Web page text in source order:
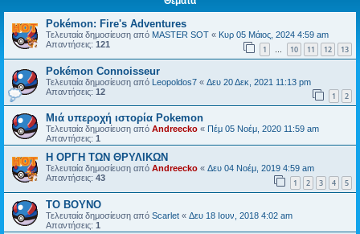
Pokémon: Fire's Adventures
Τελευταία δημοσίευση από MASTER SOT « Κυρ 05 Μάιος, 2024 4:59 am
Απαντήσεις: 121 1 … 10 11 12 13
Pokémon Connoisseur
Τελευταία δημοσίευση από Leopoldos7 « Δευ 20 Δεκ, 2021 11:13 pm
Απαντήσεις: 12 1 2
Μιά υπεροχή ιστορία Pokemon
Τελευταία δημοσίευση από Andreecko « Πέμ 05 Νοέμ, 2020 11:59 am
Απαντήσεις: 1
Η ΟΡΓΗ ΤΩΝ ΘΡΥΛΙΚΩΝ
Τελευταία δημοσίευση από Andreecko « Δευ 04 Νοέμ, 2019 4:59 am
Απαντήσεις: 43 1 2 3 4 5
ΤΟ ΒΟΥΝΟ
Τελευταία δημοσίευση από Scarlet « Δευ 18 Ιουν, 2018 4:02 am
Απαντήσεις: 1